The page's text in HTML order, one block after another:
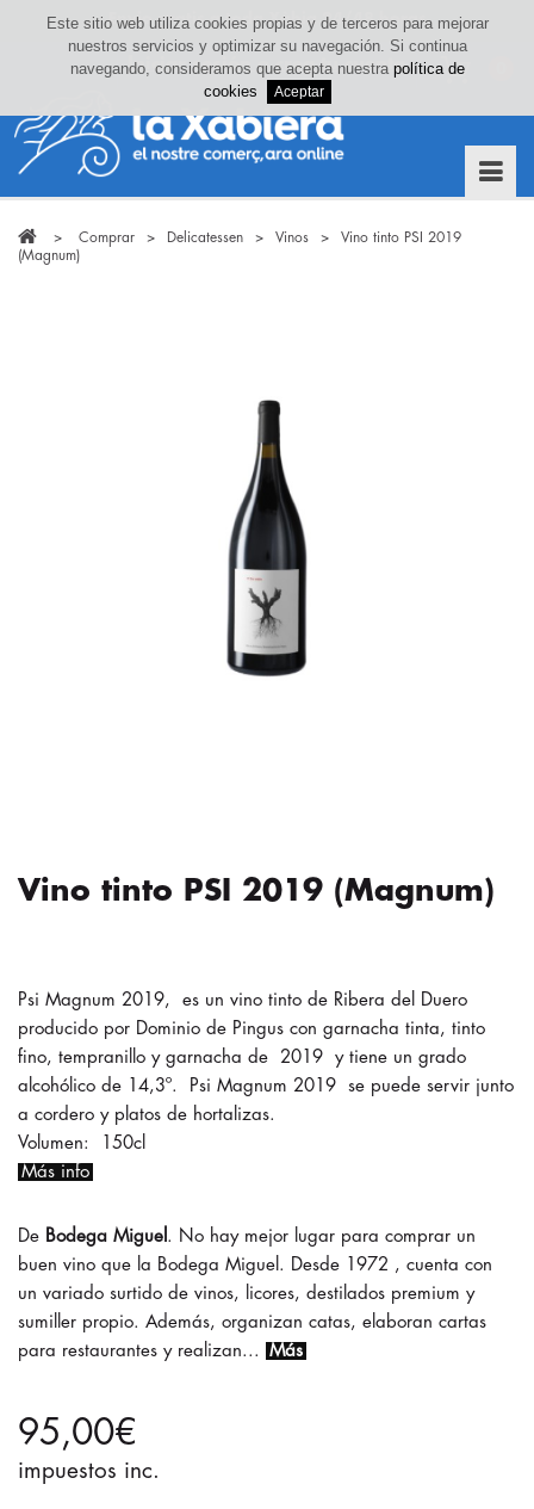
Iniciar sesión o crea tu cuenta
> Comprar > Delicatessen > Vinos >
Vino tinto PSI 2019
(Magnum)
Vino tinto PSI 2019 (Magnum)
Psi Magnum 2019, es un vino tinto de Ribera del Duero
producido por Dominio de Pingus con garnacha tinta, tinto
fino, tempranillo y garnacha de 2019 y tiene un grado
alcohólico de 14,3º. Psi Magnum 2019 se puede servir junto
a cordero y platos de hortalizas.
Volumen: 150cl
Más info
Bodega Miguel . No hay mejor lugar para comprar un
buen vino que la Bodega Miguel. Desde 1972 , cuenta con
un variado surtido de vinos, licores, destilados premium y
sumiller propio. Además, organizan catas, elaboran cartas
para restaurantes y realizan...
Más
95,00€
impuestos inc.
Este sitio web utiliza cookies propias y de terceros para mejorar
nuestros servicios y optimizar su navegación. Si continua
navegando, consideramos que acepta nuestra política de
cookies